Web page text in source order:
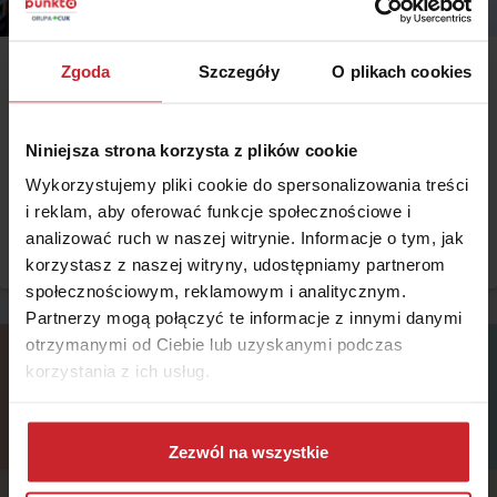
Zgoda Szczegóły O plikach cookies
Niniejsza strona korzysta z plików cookie
Wykorzystujemy pliki cookie do spersonalizowania treści
i reklam, aby oferować funkcje społecznościowe i
analizować ruch w naszej witrynie. Informacje o tym, jak
korzystasz z naszej witryny, udostępniamy partnerom
społecznościowym, reklamowym i analitycznym.
Partnerzy mogą połączyć te informacje z innymi danymi
otrzymanymi od Ciebie lub uzyskanymi podczas
korzystania z ich usług.
Dowiedz się więcej na temat tego, kim jesteśmy, jak
można się z nami skontaktować i w jaki sposób
przetwarzamy dane osobowe w ramachPolityki
Zezwól na wszystkie
2020.03.27 •
ubezpieczenia?
Jedną z czynności, jaką należy wykonać przed zakupem
ubezpieczenia dla mieszkania lub domu, jest oszacowanie ich
wartości. Jak ustalić wartość nieruchomości? Podpowiadamy, na co
należy zwrócić szczególną uwagę, by prawidłowo określić sumę
ubezpieczenia. Parametr ten jest kluczowy przy wypłacie
odszkodowania z polisy.
Czytaj więcej